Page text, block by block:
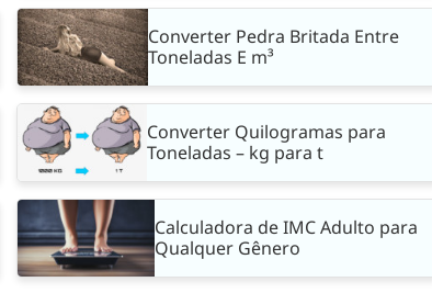
Converter Pedra Britada Entre
Toneladas E m³
Converter Quilogramas para
Toneladas – kg para t
Calculadora de IMC Adulto para
Qualquer Gênero